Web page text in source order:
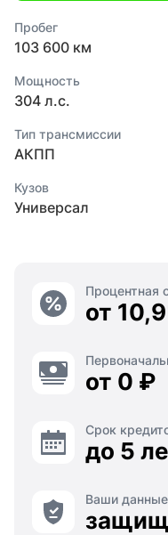
Пробег
103 600 км
Мощность
304 л.с.
Тип трансмиссии
АКПП
Кузов
Универсал
Процентная
от
от 0 ₽
Срок
до 5
Ваши данные